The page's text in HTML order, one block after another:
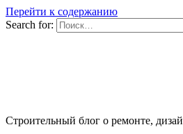
Перейти к содержанию
Search for:
Строительный блог о ремонте,